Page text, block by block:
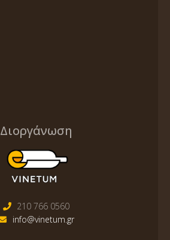
Διοργάνωση
210 766 0560
info@vinetum.gr